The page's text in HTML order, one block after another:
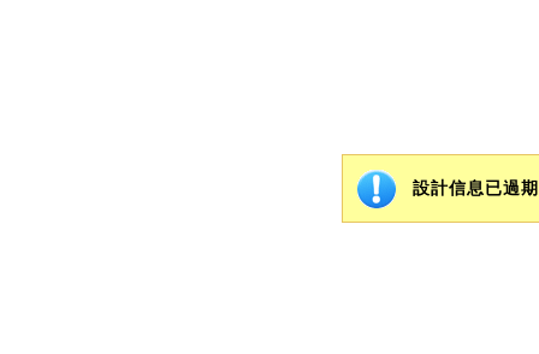
設計信息已過期